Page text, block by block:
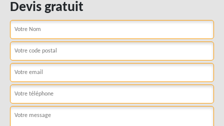
Devis gratuit